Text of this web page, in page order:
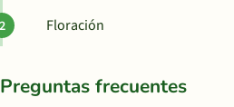
Floración
Preguntas frecuentes